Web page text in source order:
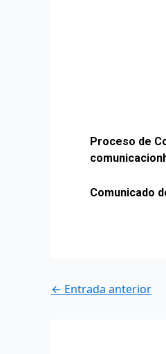
Proceso de
Comunicado
← Entrada anterior